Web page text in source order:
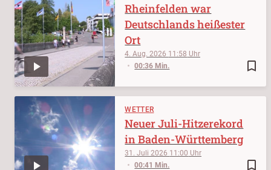
bookmark_border
4. Aug. 2026 11:58
00:36 Min.
Rheinfelden war
Deutschlands heißester
Ort
WETTER
bookmark_border
31. Juli 2026 11:00
00:41 Min.
Neuer Juli-Hitzerekord
in Baden-Württemberg